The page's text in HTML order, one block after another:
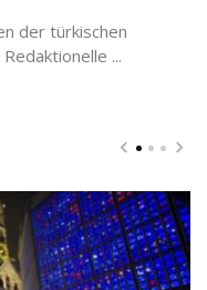
der türkischen
...